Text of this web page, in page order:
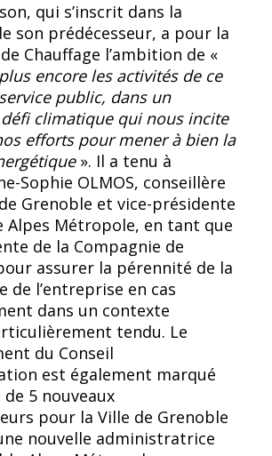
qui s’inscrit dans la
son prédécesseur, a pour la
Chauffage l’ambition de «
encore les activités de ce
public, dans un
climatique qui nous incite
efforts pour mener à bien la
». Il a tenu à
Sophie OLMOS, conseillère
Grenoble et vice-présidente
Alpes Métropole, en tant que
de la Compagnie de
assurer la pérennité de la
de l’entreprise en cas
dans un contexte
tendu. Le
du Conseil
est également marqué
de 5 nouveaux
pour la Ville de Grenoble
nouvelle administratrice